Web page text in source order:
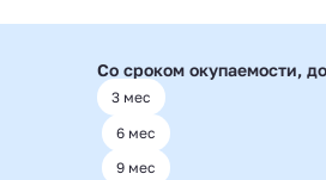
Со сроком окупаемости, до
3 мес
6 мес
9 мес